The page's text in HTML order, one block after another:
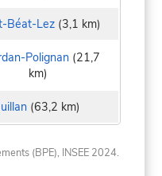
Béat-Lez(3,1 km)
Polignan(21,7
km)
(63,2 km)
(BPE), INSEE 2024.